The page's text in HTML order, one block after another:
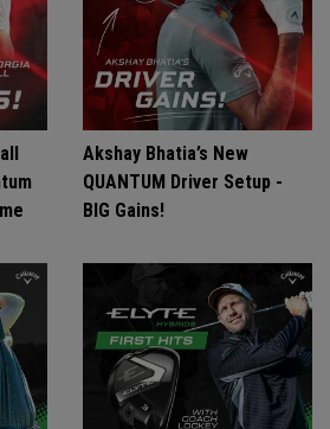
Akshay Bhatia’s New
QUANTUM Driver Setup -
BIG Gains!